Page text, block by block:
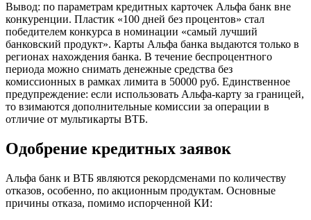
Вывод: по параметрам кредитных карточек Альфа банк вне
конкуренции. Пластик «100 дней без процентов» стал
победителем конкурса в номинации «самый лучший
банковский продукт». Карты Альфа банка выдаются только в
регионах нахождения банка. В течение беспроцентного
периода можно снимать денежные средства без
комиссионных в рамках лимита в 50000 руб. Единственное
предупреждение: если использовать Альфа-карту за границей,
то взимаются дополнительные комиссии за операции в
отличие от мультикарты ВТБ.
Одобрение кредитных заявок
Альфа банк и ВТБ являются рекордсменами по количеству
отказов, особенно, по акционным продуктам. Основные
причины отказа, помимо испорченной КИ: